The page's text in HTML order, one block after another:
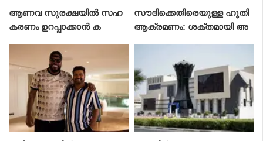
ആണവ സുരക്ഷയിൽ സഹ
കരണം ഉറപ്പാക്കാൻ ക
സൗദിക്കെതിരെയുള്ള ഹൂതി
ആക്രമണം: ശക്തമായി അ
ഖ്യാപിച്ചു